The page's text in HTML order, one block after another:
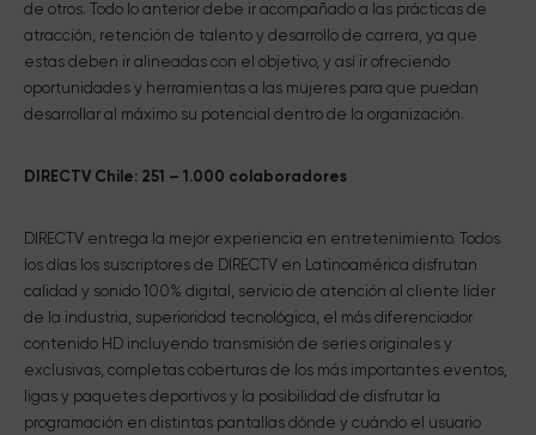
de otros. Todo lo anterior debe ir acompañado a las prácticas de
atracción, retención de talento y desarrollo de carrera, ya que
estas deben ir alineadas con el objetivo, y así ir ofreciendo
oportunidades y herramientas a las mujeres para que puedan
desarrollar al máximo su potencial dentro de la organización.
DIRECTV Chile: 251 – 1.000 colaboradores
DIRECTV entrega la mejor experiencia en entretenimiento. Todos
los días los suscriptores de DIRECTV en Latinoamérica disfrutan
calidad y sonido 100% digital, servicio de atención al cliente líder
de la industria, superioridad tecnológica, el más diferenciador
contenido HD incluyendo transmisión de series originales y
exclusivas, completas coberturas de los más importantes eventos,
ligas y paquetes deportivos y la posibilidad de disfrutar la
programación en distintas pantallas dónde y cuándo el usuario